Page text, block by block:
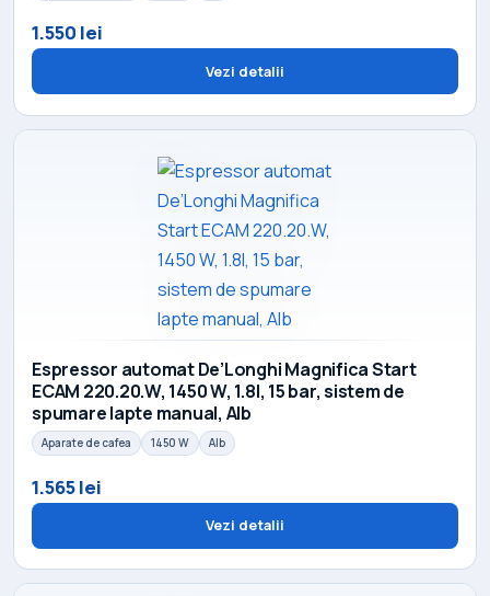
1.550 lei
Vezi detalii
Espressor automat De’Longhi Magnifica Start
ECAM 220.20.W, 1450 W, 1.8l, 15 bar, sistem de
spumare lapte manual, Alb
Aparate de cafea 1450 W Alb
1.565 lei
Vezi detalii